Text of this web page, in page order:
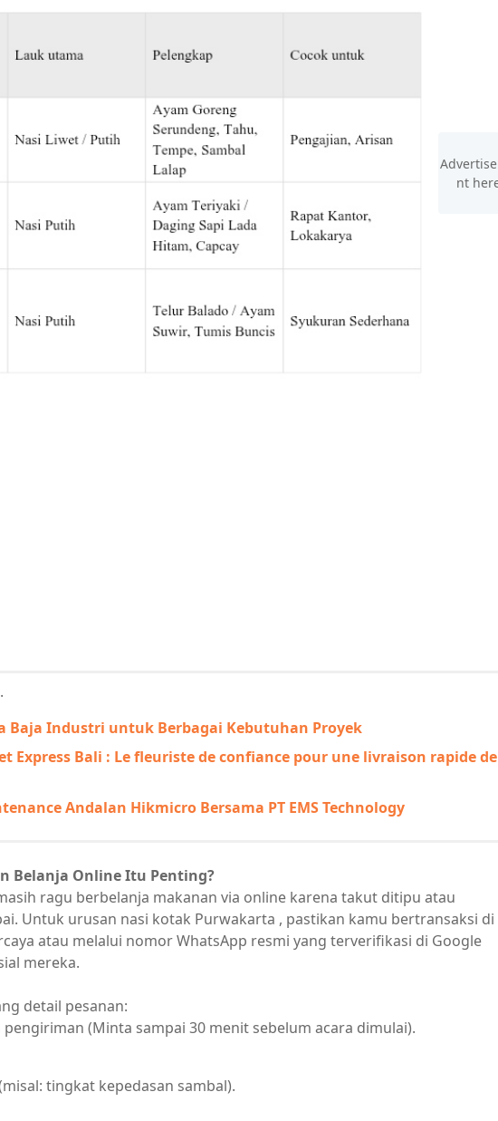
Baja Industri untuk Berbagai Kebutuhan Proyek
Express Bali : Le fleuriste de confiance pour une livraison rapide de
Andalan Hikmicro Bersama PT EMS Technology
Belanja Online Itu Penting?
ragu berbelanja makanan via online karena takut ditipu atau
Untuk urusan nasi kotak Purwakarta , pastikan kamu bertransaksi di
atau melalui nomor WhatsApp resmi yang terverifikasi di Google
mereka.
detail pesanan:
pengiriman (Minta sampai 30 menit sebelum acara dimulai).
tingkat kepedasan sambal).